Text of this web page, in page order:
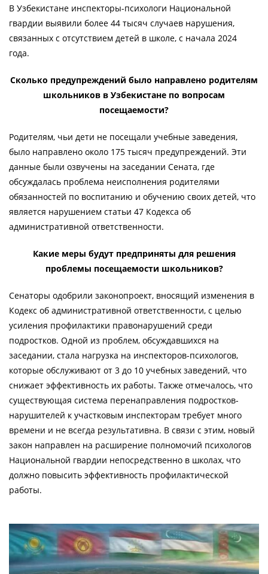
В Узбекистане инспекторы-психологи Национальной
гвардии выявили более 44 тысяч случаев нарушения,
связанных с отсутствием детей в школе, с начала 2024
года.
Сколько предупреждений было направлено родителям
школьников в Узбекистане по вопросам
посещаемости?
Родителям, чьи дети не посещали учебные заведения,
было направлено около 175 тысяч предупреждений. Эти
данные были озвучены на заседании Сената, где
обсуждалась проблема неисполнения родителями
обязанностей по воспитанию и обучению своих детей, что
является нарушением статьи 47 Кодекса об
административной ответственности.
Какие меры будут предприняты для решения
проблемы посещаемости школьников?
Сенаторы одобрили законопроект, вносящий изменения в
Кодекс об административной ответственности, с целью
усиления профилактики правонарушений среди
подростков. Одной из проблем, обсуждавшихся на
заседании, стала нагрузка на инспекторов-психологов,
которые обслуживают от 3 до 10 учебных заведений, что
снижает эффективность их работы. Также отмечалось, что
существующая система перенаправления подростков-
нарушителей к участковым инспекторам требует много
времени и не всегда результативна. В связи с этим, новый
закон направлен на расширение полномочий психологов
Национальной гвардии непосредственно в школах, что
должно повысить эффективность профилактической
работы.